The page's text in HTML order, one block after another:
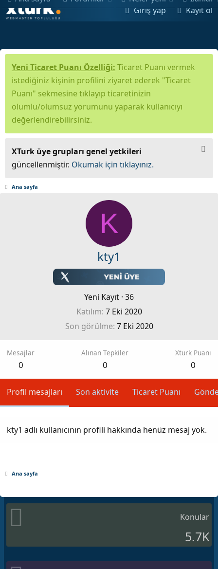
Giriş yap Kayıt ol
Yeni Ticaret Puanı Özelliği: Ticaret Puanı vermek
istediğiniz kişinin profilini ziyaret ederek "Ticaret
Puanı" sekmesine tıklayıp ticaretinizin
olumlu/olumsuz yorumunu yaparak kullanıcıyı
değerlendirebilirsiniz.
XTurk üye grupları genel yetkileri
güncellenmiştir. Okumak için tıklayınız.
Ana sayfa
K
kty1
Yeni Kayıt · 36
Katılım 7 Eki 2020
Son görülme 7 Eki 2020
Mesajlar
0
Alınan Tepkiler
0
Xturk Puanı
0
Profil mesajları Son aktivite Ticaret Puanı
kty1 adlı kullanıcının profili hakkında henüz mesaj yok.
Ana sayfa
Konular
5.7K